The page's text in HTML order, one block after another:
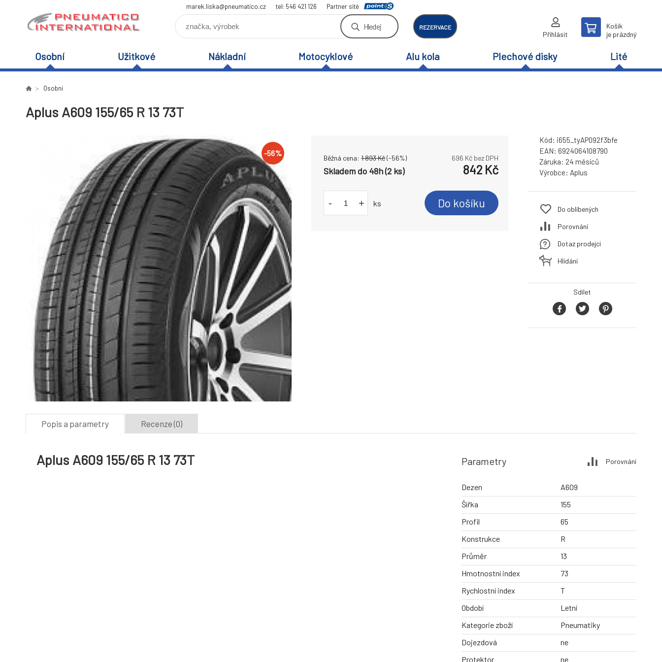
marek.liska@pneumatico.cz tel: 546 421 126 Partner sítě
Hledej REZERVACE
Přihlásit
Košík
je prázdný
Osobní Užitkové Nákladní Motocyklové Alu kola Plechové disky Lité
Osobní
Aplus A609 155/65 R 13 73T
-56%
Běžná cena: 1 893Kč(-56%) 696 Kč bez DPH
Skladem do 48h (2 ks) 842 Kč
- + ks Do košíku
Kód: i655_tyAP092f3bfe
EAN: 6924064108790
Záruka: 24 měsíců
Výrobce: Aplus
Do oblíbených
Porovnání
Dotaz prodejci
Hlídání
Sdílet
Popis a parametry Recenze (0)
Aplus A609 155/65 R 13 73T Parametry Porovnání
Dezen
A609
Šířka
155
Profil
65
Konstrukce
R
Průměr
13
Hmotnostní index
73
Rychlostní index
T
Období
Letní
Kategorie zboží
Pneumatiky
Dojezdová
ne
Protektor
ne